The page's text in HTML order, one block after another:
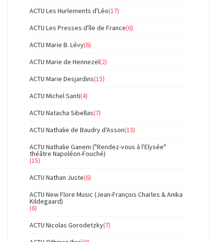
ACTU Les Hurlements d'Léo(17)
ACTU Les Presses d'île de France(6)
ACTU Marie B. Lévy(6)
ACTU Marie de Hennezel(2)
ACTU Marie Desjardins(15)
ACTU Michel Santi(4)
ACTU Natacha Sibellas(7)
ACTU Nathalie de Baudry d'Asson(13)
ACTU Nathalie Ganem ("Rendez-vous à l'Elysée"
théâtre Napoléon-Fouché)
(15)
ACTU Nathan Juste(6)
ACTU New Flore Music (Jean-François Charles & Anika
Kildegaard)
(6)
ACTU Nicolas Gorodetzky(7)